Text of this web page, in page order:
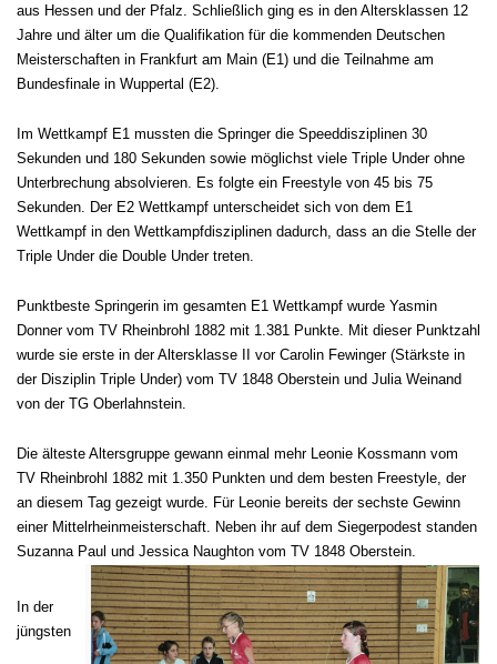
aus Hessen und der Pfalz. Schließlich ging es in den Altersklassen 12
Jahre und älter um die Qualifikation für die kommenden Deutschen
Meisterschaften in Frankfurt am Main (E1) und die Teilnahme am
Bundesfinale in Wuppertal (E2).
Im Wettkampf E1 mussten die Springer die Speeddisziplinen 30
Sekunden und 180 Sekunden sowie möglichst viele Triple Under ohne
Unterbrechung absolvieren. Es folgte ein Freestyle von 45 bis 75
Sekunden. Der E2 Wettkampf unterscheidet sich von dem E1
Wettkampf in den Wettkampfdisziplinen dadurch, dass an die Stelle der
Triple Under die Double Under treten.
Punktbeste Springerin im gesamten E1 Wettkampf wurde Yasmin
Donner vom TV Rheinbrohl 1882 mit 1.381 Punkte. Mit dieser Punktzahl
wurde sie erste in der Altersklasse II vor Carolin Fewinger (Stärkste in
der Disziplin Triple Under) vom TV 1848 Oberstein und Julia Weinand
von der TG Oberlahnstein.
Die älteste Altersgruppe gewann einmal mehr Leonie Kossmann vom
TV Rheinbrohl 1882 mit 1.350 Punkten und dem besten Freestyle, der
an diesem Tag gezeigt wurde. Für Leonie bereits der sechste Gewinn
einer Mittelrheinmeisterschaft. Neben ihr auf dem Siegerpodest standen
Suzanna Paul und Jessica Naughton vom TV 1848 Oberstein.
In der
jüngsten